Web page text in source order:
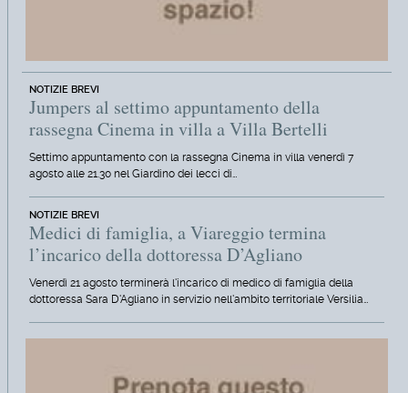
NOTIZIE BREVI
Jumpers al settimo appuntamento della
rassegna Cinema in villa a Villa Bertelli
Settimo appuntamento con la rassegna Cinema in villa venerdì 7
agosto alle 21.30 nel Giardino dei lecci di…
NOTIZIE BREVI
Medici di famiglia, a Viareggio termina
l’incarico della dottoressa D’Agliano
Venerdì 21 agosto terminerà l'incarico di medico di famiglia della
dottoressa Sara D'Agliano in servizio nell'ambito territoriale Versilia…